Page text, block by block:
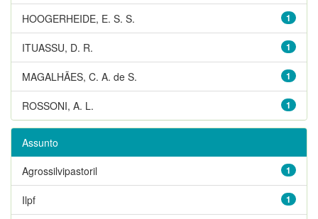
1
HOOGERHEIDE, E. S. S.
1
ITUASSU, D. R.
1
MAGALHÃES, C. A. de S.
1
ROSSONI, A. L.
Assunto
1
Agrossilvipastoril
1
Ilpf